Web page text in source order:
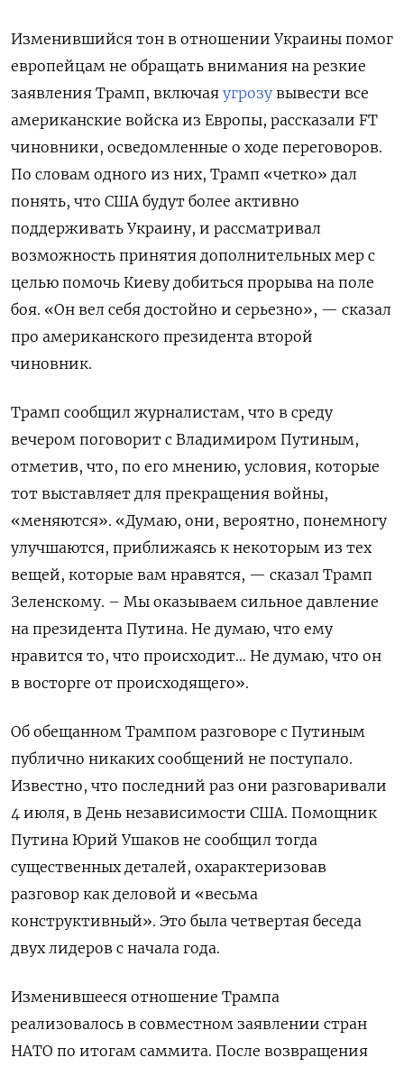
Изменившийся тон в отношении Украины помог
европейцам не обращать внимания на резкие
заявления Трамп, включая угрозу вывести все
американские войска из Европы, рассказали FT
чиновники, осведомленные о ходе переговоров.
По словам одного из них, Трамп «четко» дал
понять, что США будут более активно
поддерживать Украину, и рассматривал
возможность принятия дополнительных мер с
целью помочь Киеву добиться прорыва на поле
боя. «Он вел себя достойно и серьезно», — сказал
про американского президента второй
чиновник.
Трамп сообщил журналистам, что в среду
вечером поговорит с Владимиром Путиным,
отметив, что, по его мнению, условия, которые
тот выставляет для прекращения войны,
«меняются». «Думаю, они, вероятно, понемногу
улучшаются, приближаясь к некоторым из тех
вещей, которые вам нравятся, — сказал Трамп
Зеленскому. – Мы оказываем сильное давление
на президента Путина. Не думаю, что ему
нравится то, что происходит… Не думаю, что он
в восторге от происходящего».
Об обещанном Трампом разговоре с Путиным
публично никаких сообщений не поступало.
Известно, что последний раз они разговаривали
4 июля, в День независимости США. Помощник
Путина Юрий Ушаков не сообщил тогда
существенных деталей, охарактеризовав
разговор как деловой и «весьма
конструктивный». Это была четвертая беседа
двух лидеров с начала года.
Изменившееся отношение Трампа
реализовалось в совместном заявлении стран
НАТО по итогам саммита. После возвращения